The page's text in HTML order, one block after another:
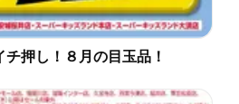
押し！８月の目玉品！